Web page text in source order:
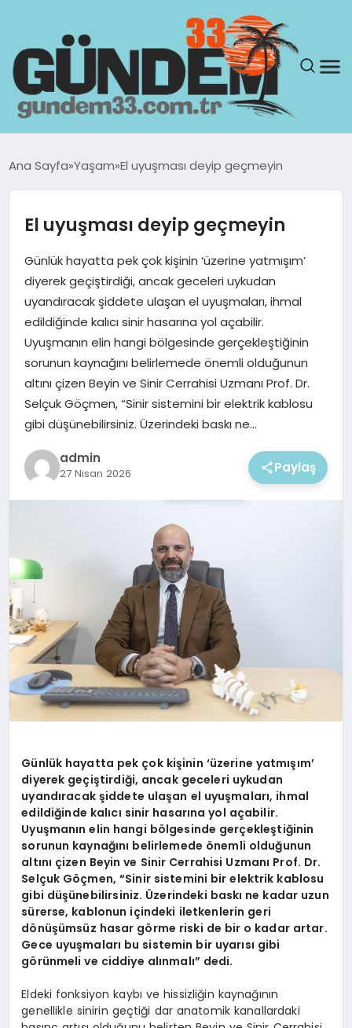
GÜNDEM
YAŞAM
SAĞLIK
TEKNOLOJI
EKONOMI
MAGAZIN
Ana Sayfa Yaşam El uyuşması deyip geçmeyin
El uyuşması deyip geçmeyin
Günlük hayatta pek çok kişinin ‘üzerine yatmışım’
diyerek geçiştirdiği, ancak geceleri uykudan
uyandıracak şiddete ulaşan el uyuşmaları, ihmal
edildiğinde kalıcı sinir hasarına yol açabilir.
Uyuşmanın elin hangi bölgesinde gerçekleştiğinin
sorunun kaynağını belirlemede önemli olduğunun
altını çizen Beyin ve Sinir Cerrahisi Uzmanı Prof. Dr.
Selçuk Göçmen, “Sinir sistemini bir elektrik kablosu
gibi düşünebilirsiniz. Üzerindeki baskı ne…
admin
27 Nisan 2026 Paylaş
Günlük hayatta pek çok kişinin ‘üzerine yatmışım’
diyerek geçiştirdiği, ancak geceleri uykudan
uyandıracak şiddete ulaşan el uyuşmaları, ihmal
edildiğinde kalıcı sinir hasarına yol açabilir.
Uyuşmanın elin hangi bölgesinde gerçekleştiğinin
sorunun kaynağını belirlemede önemli olduğunun
altını çizen Beyin ve Sinir Cerrahisi Uzmanı Prof. Dr.
Selçuk Göçmen, “Sinir sistemini bir elektrik kablosu
gibi düşünebilirsiniz. Üzerindeki baskı ne kadar uzun
sürerse, kablonun içindeki iletkenlerin geri
dönüşümsüz hasar görme riski de bir o kadar artar.
Gece uyuşmaları bu sistemin bir uyarısı gibi
görünmeli ve ciddiye alınmalı” dedi.
Eldeki fonksiyon kaybı ve hissizliğin kaynağının
genellikle sinirin geçtiği dar anatomik kanallardaki